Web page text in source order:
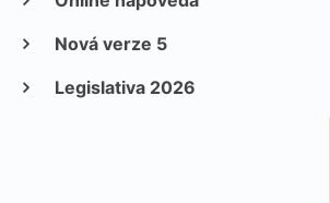
Nová verze 5
Legislativa 2026